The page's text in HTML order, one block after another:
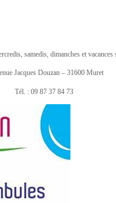
samedis, dimanches et vacances
Jacques Douzan – 31600 Muret
Tél. : 09 87 37 84 73